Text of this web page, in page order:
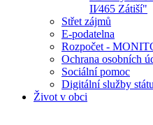
II⁄465 Zátiší"
Střet zájmů
E-podatelna
Rozpočet -
Ochrana osobních
Sociální pomoc
Digitální služby státu
Život v obci